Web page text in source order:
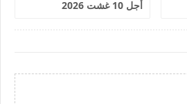
أجل 10 غشت 2026